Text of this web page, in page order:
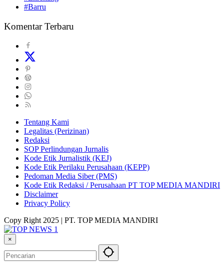
#Barru
Komentar Terbaru
Tentang Kami
Legalitas (Perizinan)
Redaksi
SOP Perlindungan Jurnalis
Kode Etik Jurnalistik (KEJ)
Kode Etik Perilaku Perusahaan (KEPP)
Pedoman Media Siber (PMS)
Kode Etik Redaksi / Perusahaan PT TOP MEDIA MANDIRI
Disclaimer
Privacy Policy
Copy Right 2025 | PT. TOP MEDIA MANDIRI
×